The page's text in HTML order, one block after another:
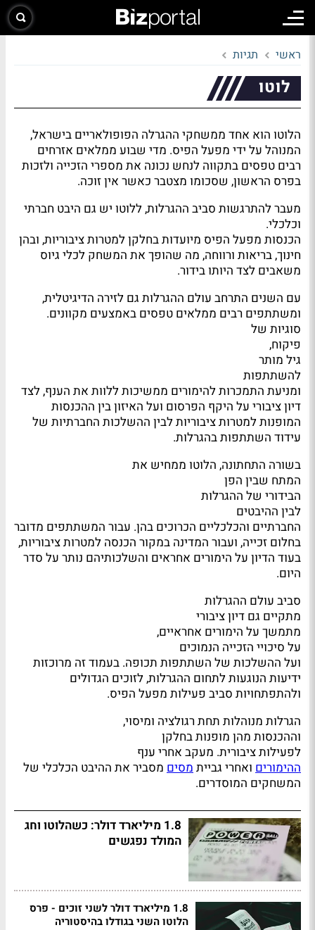
ראשי תגיות
לוטו
הלוטו הוא אחד ממשחקי ההגרלה הפופולאריים בישראל,
המנוהל על ידי מפעל הפיס. מדי שבוע ממלאים אזרחים
רבים טפסים בתקווה לנחש נכונה את מספרי הזכייה ולזכות
בפרס הראשון, שסכומו מצטבר כאשר אין זוכה.
מעבר להתרגשות סביב ההגרלות, ללוטו יש גם היבט חברתי
וכלכלי.
הכנסות מפעל הפיס מיועדות בחלקן למטרות ציבוריות, ובהן
חינוך, בריאות ורווחה, מה שהופך את המשחק לכלי גיוס
משאבים לצד היותו בידור.
עם השנים התרחב עולם ההגרלות גם לזירה הדיגיטלית,
ומשתתפים רבים ממלאים טפסים באמצעים מקוונים.
סוגיות של
פיקוח,
גיל מותר
להשתתפות
ומניעת התמכרות להימורים ממשיכות ללוות את הענף, לצד
דיון ציבורי על היקף הפרסום ועל האיזון בין ההכנסות
המופנות למטרות ציבוריות לבין ההשלכות החברתיות של
עידוד השתתפות בהגרלות.
בשורה התחתונה, הלוטו ממחיש את
המתח שבין הפן
הבידורי של ההגרלות
לבין ההיבטים
החברתיים והכלכליים הכרוכים בהן. עבור המשתתפים מדובר
בחלום זכייה, ועבור המדינה במקור הכנסה למטרות ציבוריות,
בעוד הדיון על הימורים אחראים והשלכותיהם נותר על סדר
היום.
סביב עולם ההגרלות
מתקיים גם דיון ציבורי
מתמשך על הימורים אחראיים,
על סיכויי הזכייה הנמוכים
ועל ההשלכות של השתתפות תכופה. בעמוד זה מרוכזות
ידיעות הנוגעות לתחום ההגרלות, לזוכים הגדולים
ולהתפתחויות סביב פעילות מפעל הפיס.
הגרלות מנוהלות תחת רגולציה ומיסוי,
וההכנסות מהן מופנות בחלקן
לפעילות ציבורית. מעקב אחרי ענף
ההימורים ואחרי גבייתמסים מסביר את ההיבט הכלכלי של
המשחקים המוסדרים.
1.8 מיליארד דולר: כשהלוטו וחג
המולד נפגשים
1.8 מיליארד דולר לשני זוכים - פרס
הלוטו השני בגודלו בהיסטוריה